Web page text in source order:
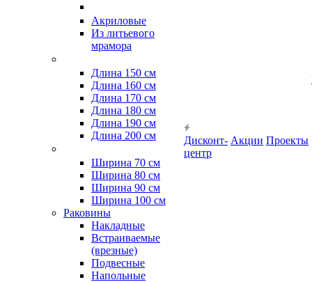
Акриловые
Из литьевого
мрамора
Длина 150 см
Длина 160 см
Длина 170 см
Длина 180 см
Длина 190 см
Длина 200 см
Ширина 70 см
Ширина 80 см
Ширина 90 см
Ширина 100 см
Раковины
Накладные
Встраиваемые
(врезные)
Подвесные
Напольные
Дисконт-
центр
Акции Проекты